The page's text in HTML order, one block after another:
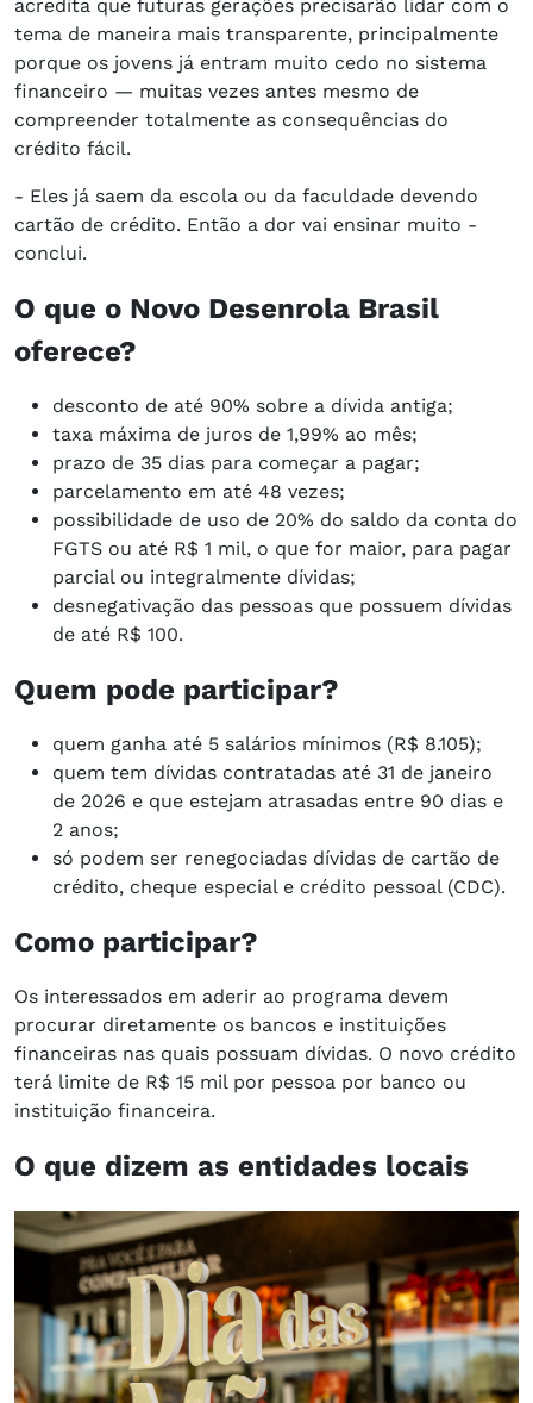
acredita que futuras gerações precisarão lidar com o
tema de maneira mais transparente, principalmente
porque os jovens já entram muito cedo no sistema
financeiro — muitas vezes antes mesmo de
compreender totalmente as consequências do
crédito fácil.
- Eles já saem da escola ou da faculdade devendo
cartão de crédito. Então a dor vai ensinar muito -
conclui.
O que o Novo Desenrola Brasil
oferece?
desconto de até 90% sobre a dívida antiga;
taxa máxima de juros de 1,99% ao mês;
prazo de 35 dias para começar a pagar;
parcelamento em até 48 vezes;
possibilidade de uso de 20% do saldo da conta do
FGTS ou até R$ 1 mil, o que for maior, para pagar
parcial ou integralmente dívidas;
desnegativação das pessoas que possuem dívidas
de até R$ 100.
Quem pode participar?
quem ganha até 5 salários mínimos (R$ 8.105);
quem tem dívidas contratadas até 31 de janeiro
de 2026 e que estejam atrasadas entre 90 dias e
2 anos;
só podem ser renegociadas dívidas de cartão de
crédito, cheque especial e crédito pessoal (CDC).
Como participar?
Os interessados em aderir ao programa devem
procurar diretamente os bancos e instituições
financeiras nas quais possuam dívidas. O novo crédito
terá limite de R$ 15 mil por pessoa por banco ou
instituição financeira.
O que dizem as entidades locais